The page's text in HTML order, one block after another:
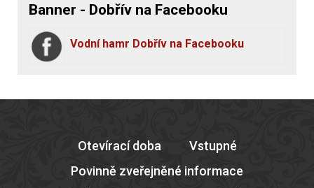
Banner - Dobřív na Facebooku
Vodní hamr Dobřív na Facebooku
Otevírací doba
Vstupné
Povinně zveřejněné informace